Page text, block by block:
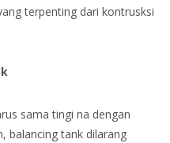
terpenting dari kontrusksi
sama tingi na dengan
balancing tank dilarang